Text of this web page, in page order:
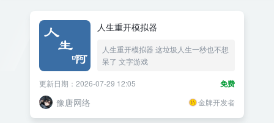
人生重开模拟器
人生重开模拟器 这垃圾人生一秒也不想
呆了 文字游戏
免费
更新日期：2026-07-29 12:05
豫唐网络 金牌开发者